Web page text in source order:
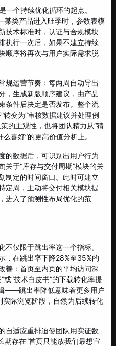
一个持续优化循环的起点。
类产品进入旺季时，参数表模
技术标准时，认证与合规模块
执行一次后，如果不建立持续
顺序将再次与用户实际需求脱
规运营节奏：每两周自动导出
，生成新版顺序建议，由产品
条件后决定是否发布。整个流
转变为“审核数据建议并处理例
的主观性，也将团队精力从“猜
喜好”的更高价值分析上。
的数据后，可识别出用户行为
关于“库存与交付周期”模块的关
定的时间窗口。此时可建立
定周，主动将交付相关模块提
进入了预测性布局优化的范
仅限于跳出率这一个指标。
，在跳出率下降28%至35%的
善：首页至内页的平均访问深
或“技术白皮书”的下载转化率提
——跳出率降低意味着更多用户
际浏览阶段，自然为后续转化
自适应重排迫使团队用实证数
期存在“首页只能放我们最想宣